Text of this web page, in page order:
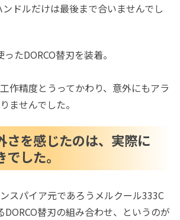
ドルだけは最後まで合いませんでし
たDORCO替刃を装着。
作精度とうってかわり、意外にもアラ
ませんでした。
さを感じたのは、実際に
した。
スパイア元であろうメルクール333C
DORCO替刃の組み合わせ、というのが